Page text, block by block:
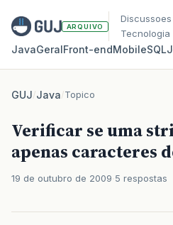
ARQUIVO
Tecnologia
JavaGeralFront‑endMobileSQL
GUJ/Java/Topico
Verificar se uma
apenas caracteres
19 de outubro de 2009 5 respostas